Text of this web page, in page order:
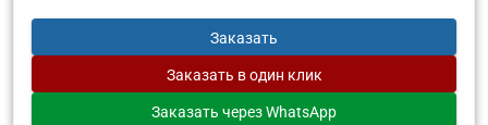
Заказать
Заказать в один клик
Заказать через WhatsApp